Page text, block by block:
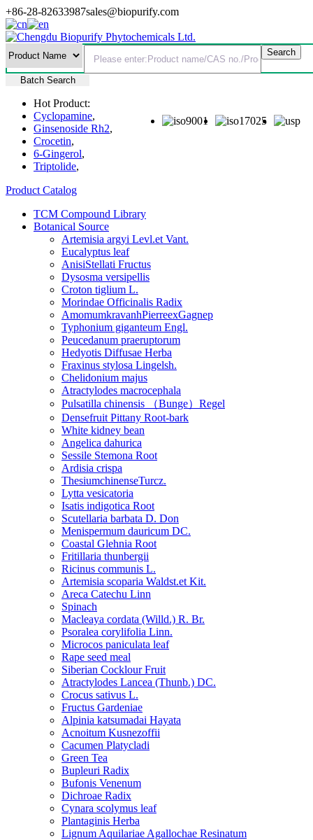
+86-28-82633987sales@biopurify.com
Batch Search
Hot Product:
Cyclopamine,
Ginsenoside Rh2,
Crocetin,
6-Gingerol,
Triptolide,
Product Catalog
TCM Compound Library
Botanical Source
Artemisia argyi Levl.et Vant.
Eucalyptus leaf
AnisiStellati Fructus
Dysosma versipellis
Croton tiglium L.
Morindae Officinalis Radix
AmomumkravanhPierreexGagnep
Typhonium giganteum Engl.
Peucedanum praeruptorum
Hedyotis Diffusae Herba
Fraxinus stylosa Lingelsh.
Chelidonium majus
Atractylodes macrocephala
Pulsatilla chinensis （Bunge）Regel
Densefruit Pittany Root-bark
White kidney bean
Angelica dahurica
Sessile Stemona Root
Ardisia crispa
ThesiumchinenseTurcz.
Lytta vesicatoria
Isatis indigotica Root
Scutellaria barbata D. Don
Menispermum dauricum DC.
Coastal Glehnia Root
Fritillaria thunbergii
Ricinus communis L.
Artemisia scoparia Waldst.et Kit.
Areca Catechu Linn
Spinach
Macleaya cordata (Willd.) R. Br.
Psoralea corylifolia Linn.
Microcos paniculata leaf
Rape seed meal
Siberian Cocklour Fruit
Atractylodes Lancea (Thunb.) DC.
Crocus sativus L.
Fructus Gardeniae
Alpinia katsumadai Hayata
Acnoitum Kusnezoffii
Cacumen Platycladi
Green Tea
Bupleuri Radix
Bufonis Venenum
Dichroae Radix
Cynara scolymus leaf
Plantaginis Herba
Lignum Aquilariae Agallochae Resinatum